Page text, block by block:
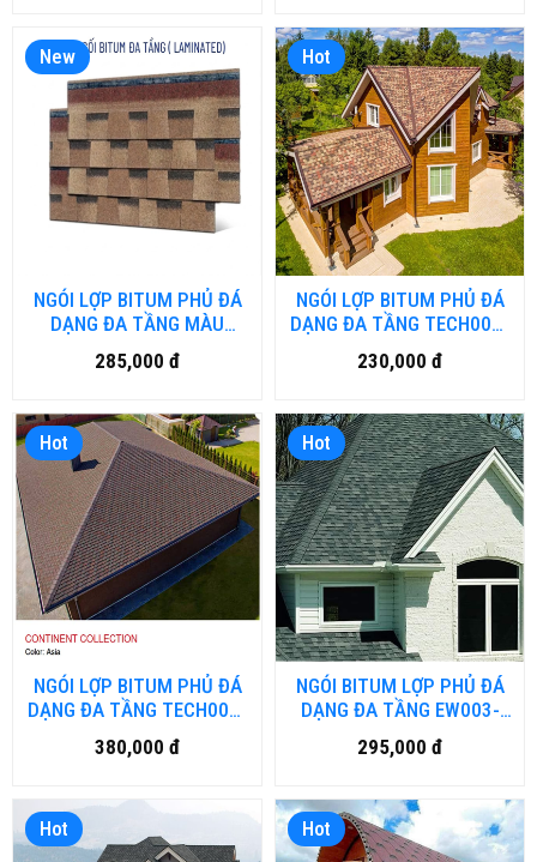
New
NGÓI LỢP BITUM PHỦ ĐÁ
DẠNG ĐA TẦNG MÀU
VÀNG CÁT EW-
BTUM.HD.DN
285,000 đ
Hot
NGÓI LỢP BITUM PHỦ ĐÁ
DẠNG ĐA TẦNG TECH003-
COUNTRY
230,000 đ
Hot
NGÓI LỢP BITUM PHỦ ĐÁ
DẠNG ĐA TẦNG TECH001-
CONTINENT ASIA
380,000 đ
Hot
NGÓI BITUM LỢP PHỦ ĐÁ
DẠNG ĐA TẦNG EW003-
BITUM-DN.HM.HN
295,000 đ
Hot Hot